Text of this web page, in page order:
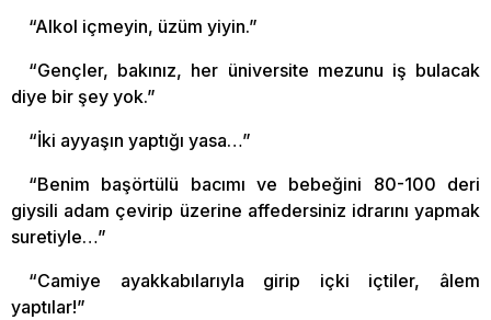
“Alkol içmeyin, üzüm yiyin.”
“Gençler, bakınız, her üniversite mezunu iş bulacak
diye bir şey yok.”
“İki ayyaşın yaptığı yasa…”
“Benim başörtülü bacımı ve bebeğini 80-100 deri
giysili adam çevirip üzerine affedersiniz idrarını yapmak
suretiyle…”
“Camiye ayakkabılarıyla girip içki içtiler, âlem
yaptılar!”